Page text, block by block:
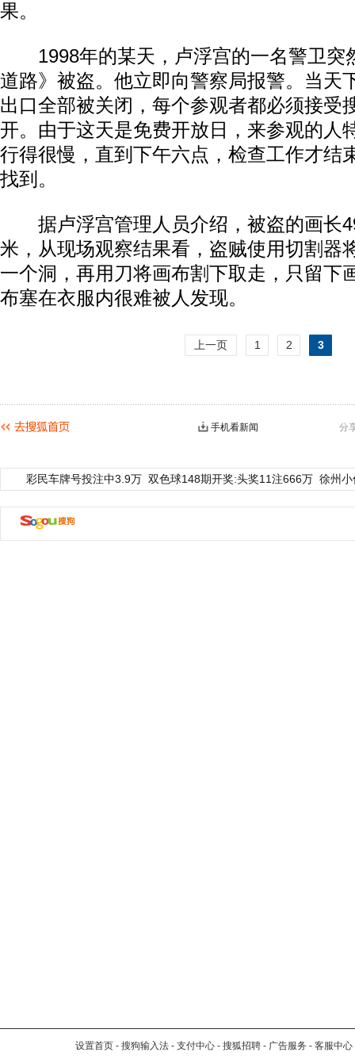
果。
1998年的某天，卢浮宫的一名警卫突
道路》被盗。他立即向警察局报警。当天
出口全部被关闭，每个参观者都必须接受
开。由于这天是免费开放日，来参观的人
行得很慢，直到下午六点，检查工作才结
找到。
据卢浮宫管理人员介绍，被盗的画长
米，从现场观察结果看，盗贼使用切割器
一个洞，再用刀将画布割下取走，只留下
布塞在衣服内很难被人发现。
上一页 1 2 3
分
手机看新闻
彩民车牌号投注中3.9万 双色球148期开奖:头奖11注666万 徐州
设置首页 - 搜狗输入法 - 支付中心 - 搜狐招聘 - 广告服务 - 客服中心